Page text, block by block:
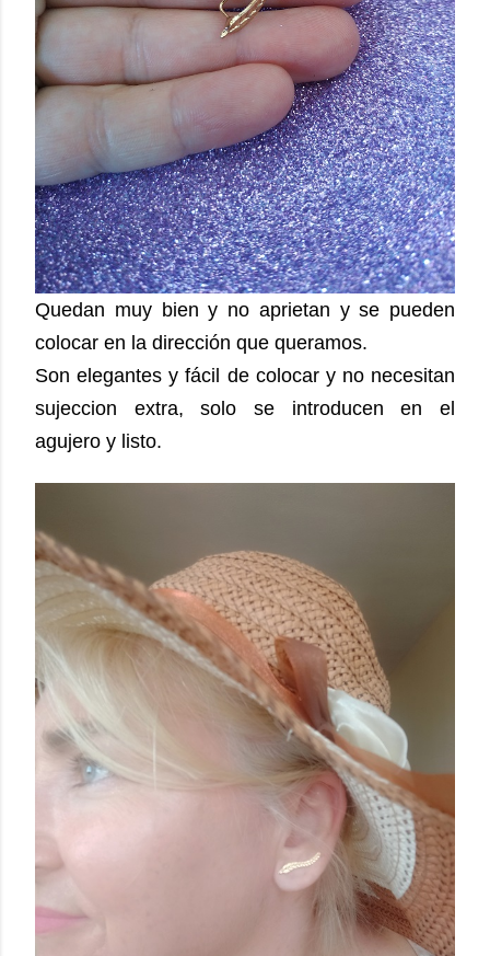
Quedan muy bien y no aprietan y se pueden
colocar en la dirección que queramos.
Son elegantes y fácil de colocar y no necesitan
sujeccion extra, solo se introducen en el
agujero y listo.